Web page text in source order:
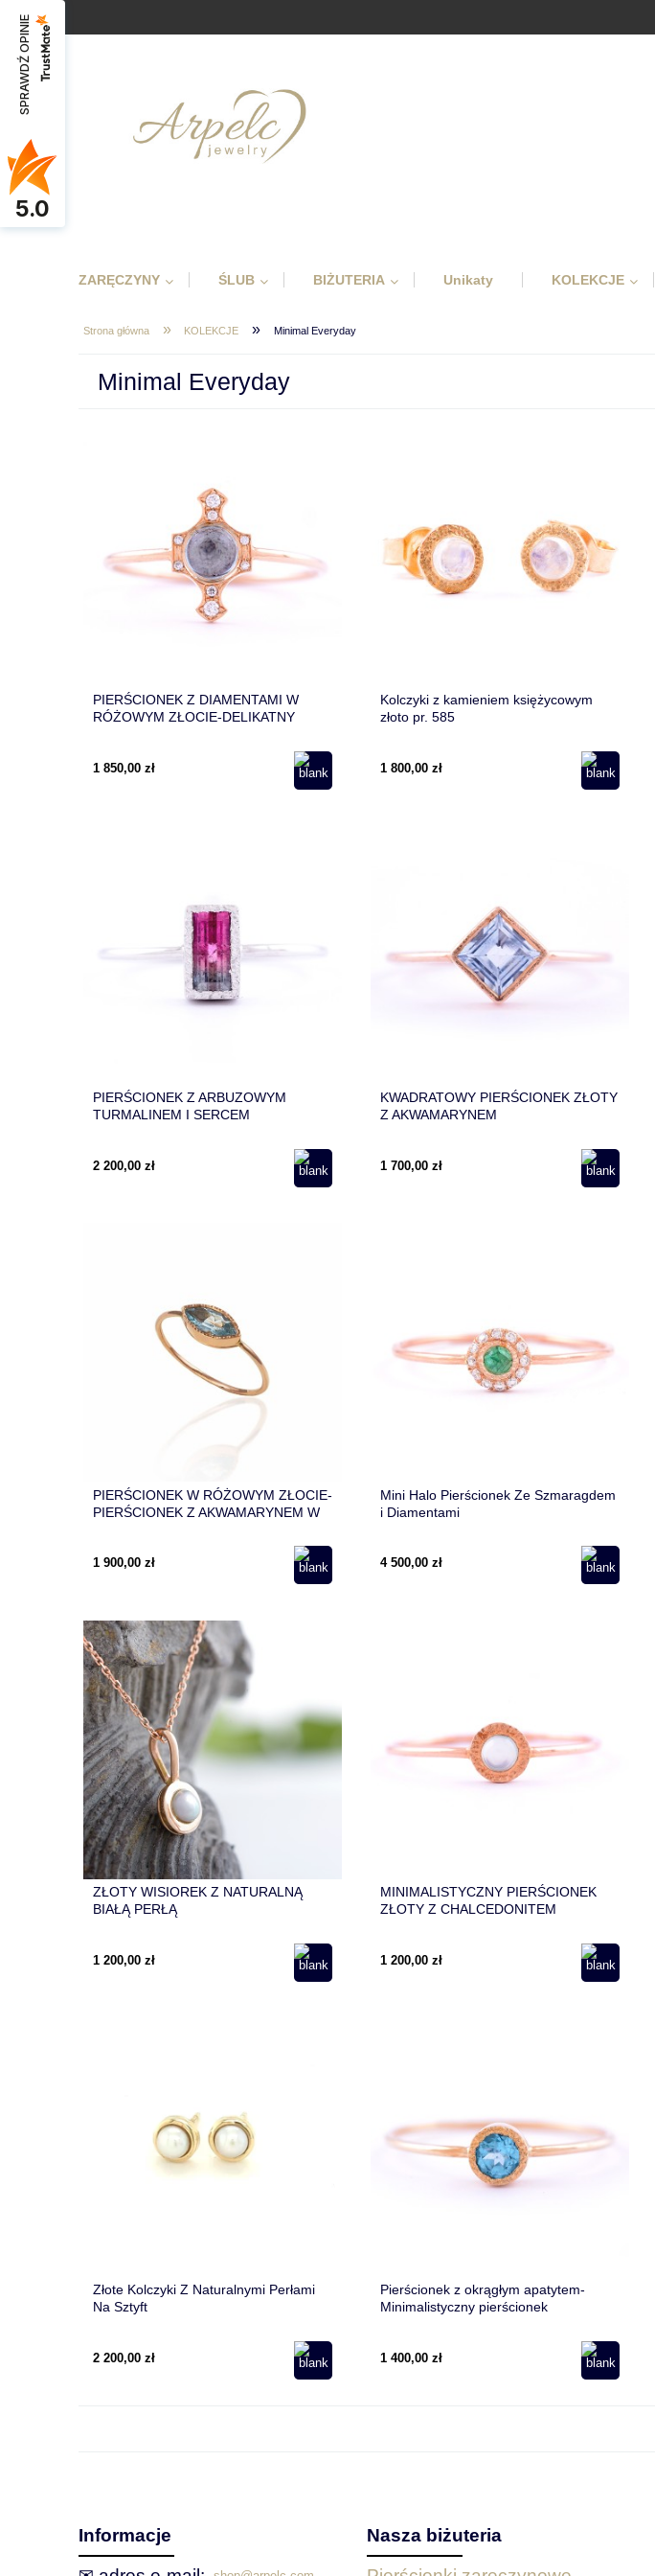
ZARĘCZYNY ŚLUB BIŻUTERIA Unikaty KOLEKCJE
Strona główna » KOLEKCJE » Minimal Everyday
Minimal Everyday
PIERŚCIONEK Z DIAMENTAMI W
RÓŻOWYM ZŁOCIE-DELIKATNY
TOPAZEM
1 850,00 zł
Kolczyki z kamieniem księżycowym
złoto pr. 585
1 800,00 zł
PIERŚCIONEK Z ARBUZOWYM
TURMALINEM I SERCEM
2 200,00 zł
KWADRATOWY PIERŚCIONEK ZŁOTY
Z AKWAMARYNEM
1 700,00 zł
PIERŚCIONEK W RÓŻOWYM ZŁOCIE-
PIERŚCIONEK Z AKWAMARYNEM W
1 900,00 zł
Mini Halo Pierścionek Ze Szmaragdem
i Diamentami
4 500,00 zł
ZŁOTY WISIOREK Z NATURALNĄ
BIAŁĄ PERŁĄ
1 200,00 zł
MINIMALISTYCZNY PIERŚCIONEK
ZŁOTY Z CHALCEDONITEM
1 200,00 zł
Złote Kolczyki Z Naturalnymi Perłami
Na Sztyft
2 200,00 zł
Pierścionek z okrągłym apatytem-
Minimalistyczny pierścionek
1 400,00 zł
Informacje
Nasza biżuteria
SPRAWDŹ OPINIE
5.0